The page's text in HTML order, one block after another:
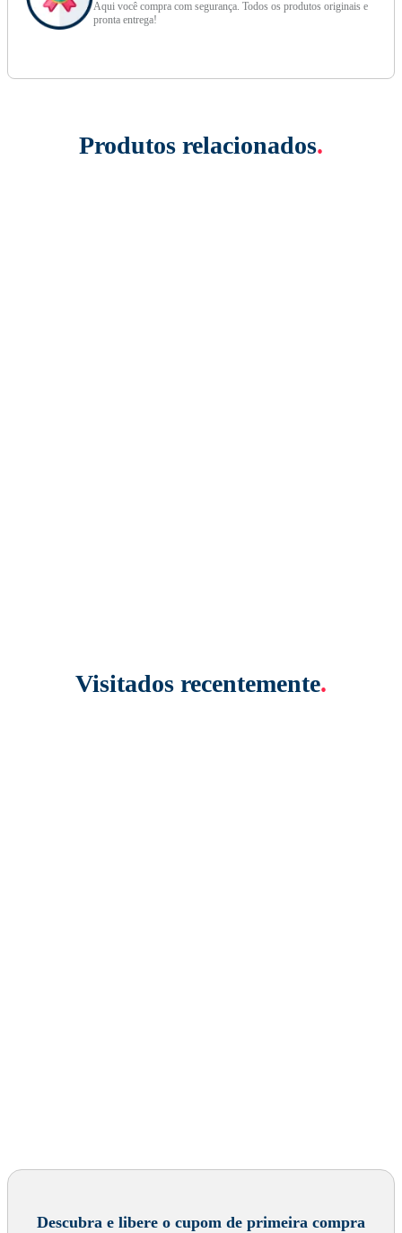
Aqui você compra com segurança. Todos os produtos originais e
pronta entrega!
Produtos relacionados.
Visitados recentemente.
Descubra e libere o cupom de primeira compra